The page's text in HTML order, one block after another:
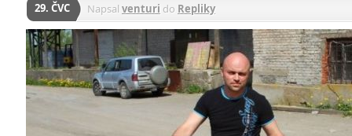
29. ČVC Napsal venturi do Repliky